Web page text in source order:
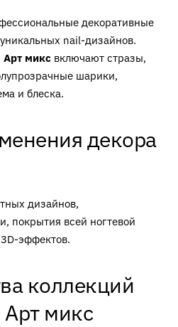
декоративные
nail-дизайнов.
Арт микс включают стразы,
шарики,
и блеска.
декора
дизайнов,
покрытия всей ногтевой
эффектов.
коллекций
микс